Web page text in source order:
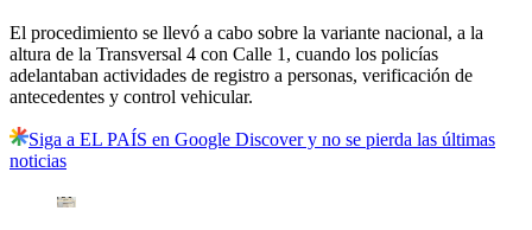
El procedimiento se llevó a cabo sobre la variante nacional, a la
altura de la Transversal 4 con Calle 1, cuando los policías
adelantaban actividades de registro a personas, verificación de
antecedentes y control vehicular.
Siga a EL PAÍS en Google Discover y no se pierda las últimas
noticias